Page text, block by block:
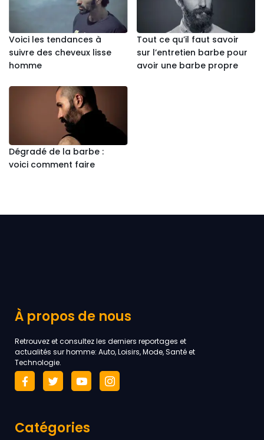
Voici les tendances à
suivre des cheveux lisse
homme
Tout ce qu’il faut savoir
sur l’entretien barbe pour
avoir une barbe propre
Dégradé de la barbe :
voici comment faire
À propos de nous
Retrouvez et consultez les derniers reportages et
actualités sur homme: Auto, Loisirs, Mode, Santé et
Technologie.
Catégories